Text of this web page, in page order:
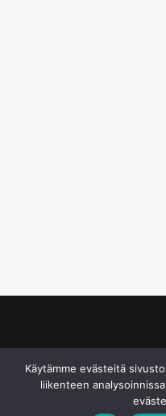
Käytämme evästeitä
liikenteen